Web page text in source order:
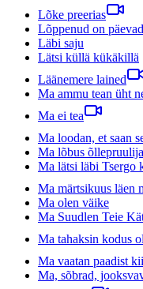
Lõke preerias
Lõppenud on päevad
Läbi saju
Lätsi küllä kükäkillä
Läänemere lained
Ma ammu tean üht
Ma ei tea
Ma loodan, et saan
Ma lõbus õllepruulija
Ma lätsi läbi Tsergo
Ma märtsikuus läen
Ma olen väike
Ma Suudlen Teie
Ma tahaksin kodus
Ma vaatan paadist
Ma, sõbrad,